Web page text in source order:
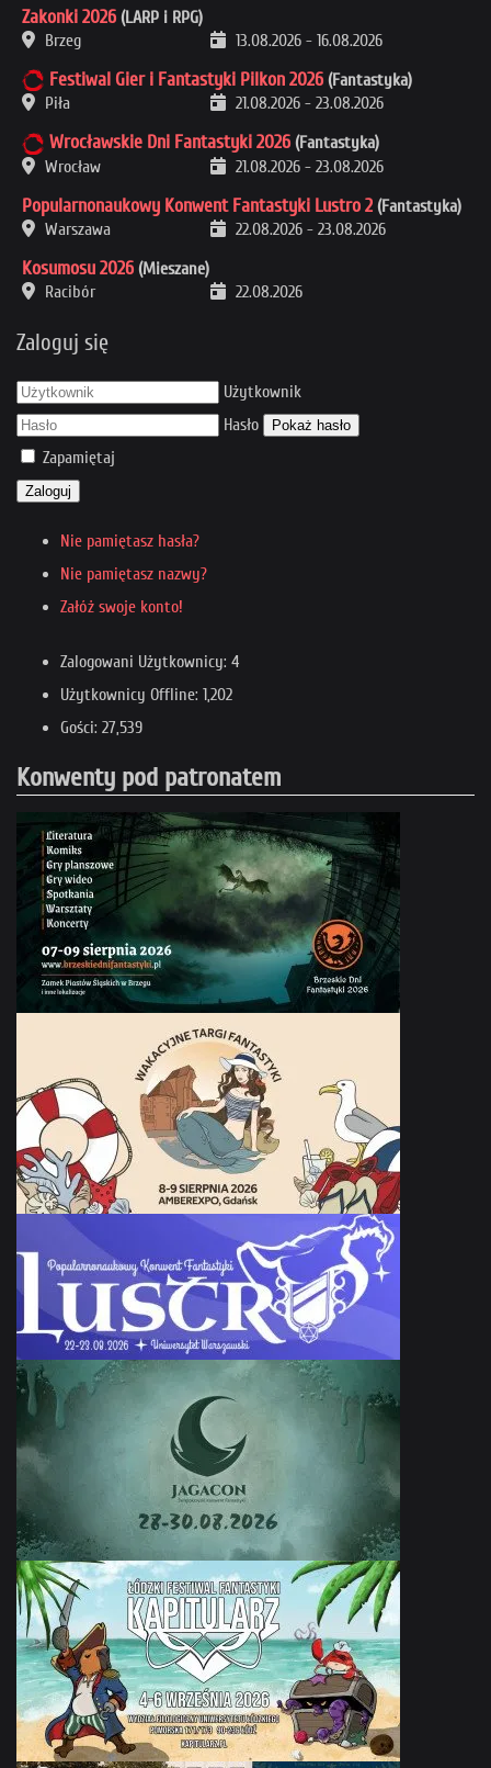
Zakonki 2026 (LARP i RPG)
Brzeg
13.08.2026 - 16.08.2026
Festiwal Gier i Fantastyki Pilkon 2026 (Fantastyka)
Piła
21.08.2026 - 23.08.2026
Wrocławskie Dni Fantastyki 2026 (Fantastyka)
Wrocław
21.08.2026 - 23.08.2026
Popularnonaukowy Konwent Fantastyki Lustro 2 (Fantastyka)
Warszawa
22.08.2026 - 23.08.2026
Kosumosu 2026 (Mieszane)
Racibór
22.08.2026
Zaloguj się
Użytkownik
Hasło
Pokaż hasło
Zapamiętaj
Zaloguj
Nie pamiętasz hasła?
Nie pamiętasz nazwy?
Załóż swoje konto!
Zalogowani Użytkownicy: 4
Użytkownicy Offline: 1,202
Gości: 27,539
Konwenty pod patronatem